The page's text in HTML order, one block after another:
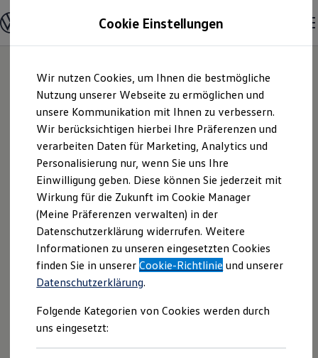
Hauptinhalt
springen
Footer
springen
Modelle und Konfigurator
Konfigurator
Modelle vergleichen
Elektroautos
ENERGY Sondermodelle
Nutzfahrzeuge
SUV und CUV
Familienautos
Kombis
Kompaktwagen
Sportwagen
Schnell verfügbare Fahrzeuge
Angebote und Produkte
Aktuelle Angebote
E-Auto-Förderung
Volkswagen Marktplatz
Die ENERGY Sondermodelle
Junge Gebrauchtwagen und Gebrauchtwagen
Volkswagen Zertifizierte Gebrauchtwagen
Elektromobilität bei Gebrauchtwagen
Saisonangebote
Reifenpakete
Leasing
Leasing-Angebote
Autohaus Bechtel
GmbH & Co. KG |
Impressum &
Rechtliches
Hier finden Sie Informationen über uns
(Autohaus Bechtel GmbH & Co. KG) als
verantwortlichen Anbieter von Inhalten
und Angeboten, die auf dieser Website
Cookie Einstellungen
Wir nutzen Cookies, um Ihnen die bestmögliche
Nutzung unserer Webseite zu ermöglichen und
unsere Kommunikation mit Ihnen zu verbessern.
Wir berücksichtigen hierbei Ihre Präferenzen und
verarbeiten Daten für Marketing, Analytics und
Personalisierung nur, wenn Sie uns Ihre
Einwilligung geben. Diese können Sie jederzeit mit
Wirkung für die Zukunft im Cookie Manager
(Meine Präferenzen verwalten) in der
Datenschutzerklärung widerrufen. Weitere
Informationen zu unseren eingesetzten Cookies
finden Sie in unsererCookie-Richtlinie und unserer
Datenschutzerklärung.
Folgende Kategorien von Cookies werden durch
uns eingesetzt: